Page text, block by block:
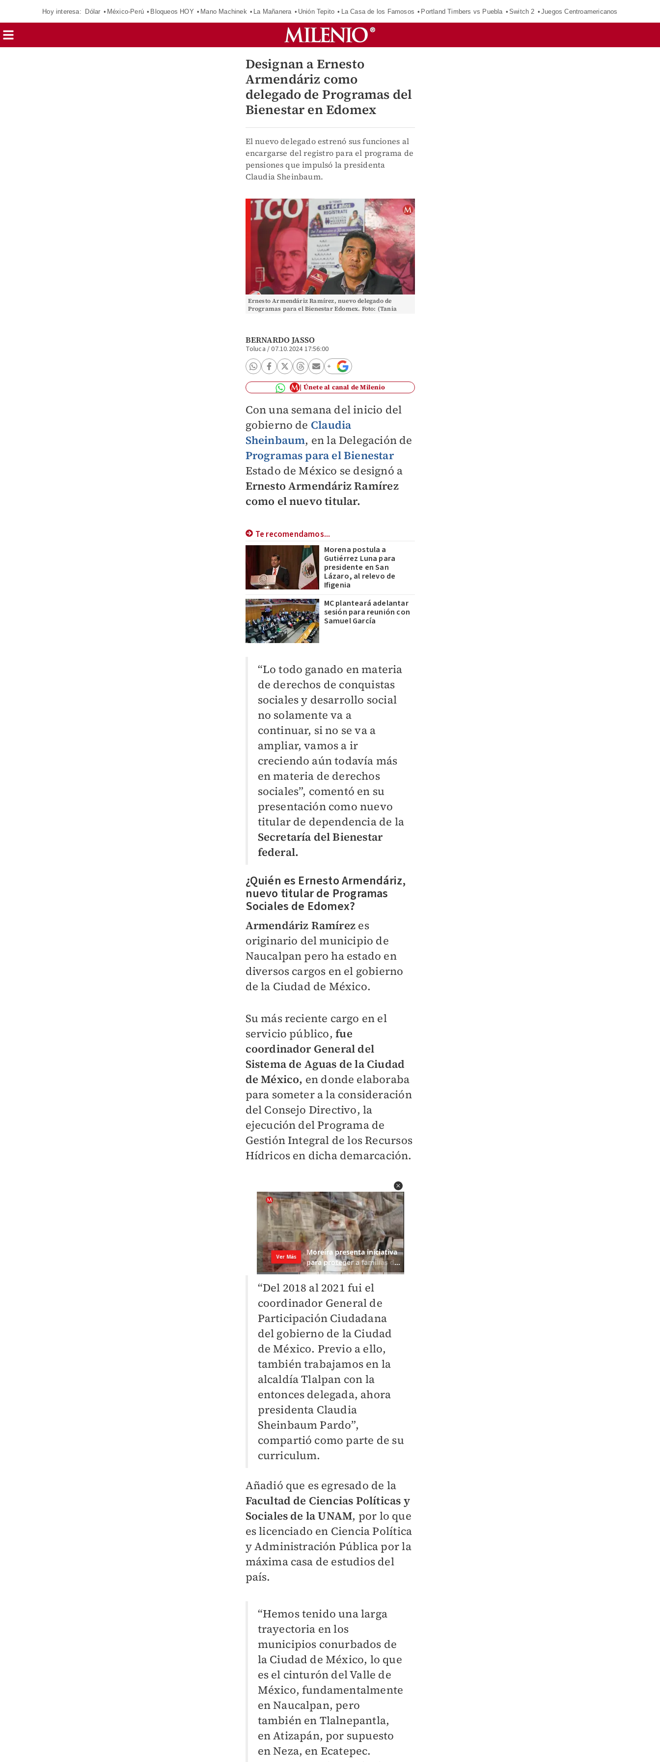
Hoy interesa: Dólar México-Perú Bloqueos HOY Mano Machinek La Mañanera Unión Tepito La Casa de los Famosos Portland Timbers vs Puebla Switch 2 Juegos Centroamericanos
Designan a Ernesto
Armendáriz como
delegado de Programas del
Bienestar en Edomex
El nuevo delegado estrenó sus funciones al
encargarse del registro para el programa de
pensiones que impulsó la presidenta
Claudia Sheinbaum.
Ernesto Armendáriz Ramírez, nuevo delegado de
Programas para el Bienestar Edomex. Foto: (Tania
BERNARDO JASSO
Toluca /07.10.2024 17:56:00
Únete al canal de Milenio
Con una semana del inicio del
gobierno de Claudia
Sheinbaum, en la Delegación de
Programas para el Bienestar
Estado de México se designó a
Ernesto Armendáriz Ramírez
como el nuevo titular.
Te recomendamos...
Morena postula a
Gutiérrez Luna para
presidente en San
Lázaro, al relevo de
Ifigenia
MC planteará adelantar
sesión para reunión con
Samuel García
“Lo todo ganado en materia
de derechos de conquistas
sociales y desarrollo social
no solamente va a
continuar, si no se va a
ampliar, vamos a ir
creciendo aún todavía más
en materia de derechos
sociales”, comentó en su
presentación como nuevo
titular de dependencia de la
Secretaría del Bienestar
federal.
¿Quién es Ernesto Armendáriz,
nuevo titular de Programas
Sociales de Edomex?
Armendáriz Ramírez es
originario del municipio de
Naucalpan pero ha estado en
diversos cargos en el gobierno
de la Ciudad de México.
Su más reciente cargo en el
servicio público,fue
coordinador General del
Sistema de Aguas de la Ciudad
de México, en donde elaboraba
para someter a la consideración
del Consejo Directivo, la
ejecución del Programa de
Gestión Integral de los Recursos
Hídricos en dicha demarcación.
“Del 2018 al 2021 fui el
coordinador General de
Participación Ciudadana
del gobierno de la Ciudad
de México. Previo a ello,
también trabajamos en la
alcaldía Tlalpan con la
entonces delegada, ahora
presidenta Claudia
Sheinbaum Pardo”,
compartió como parte de su
curriculum.
Añadió que es egresado de la
Facultad de Ciencias Políticas y
Sociales de la UNAM, por lo que
es licenciado en Ciencia Política
y Administración Pública por la
máxima casa de estudios del
país.
“Hemos tenido una larga
trayectoria en los
municipios conurbados de
la Ciudad de México, lo que
es el cinturón del Valle de
México, fundamentalmente
en Naucalpan, pero
también en Tlalnepantla,
en Atizapán, por supuesto
en Neza, en Ecatepec.